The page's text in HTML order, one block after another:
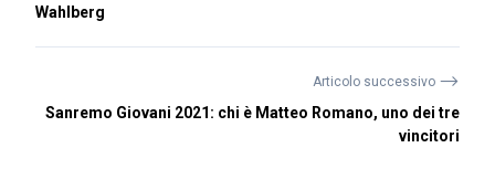
Wahlberg
Articolo successivo ⟶
Sanremo Giovani 2021: chi è Matteo Romano, uno dei tre
vincitori